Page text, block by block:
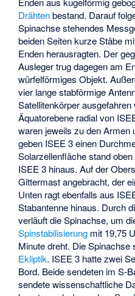
Drähtenbestand. Darauf
Spinachse stehendes
beiden Seiten kurze Stäbe
Enden herausragten. Der
Ausleger trug dagegen am
würfelförmiges Objekt.
vier lange stabförmige
Satellitenkörper
Äquatorebene radial von
waren jeweils zu den Armen
geben ISEE 3 einen
Solarzellenfläche stand
ISEE 3 hinaus. Auf der
Gittermast angebracht, der
Unten ragt ebenfalls aus
Stabantenne hinaus. Durch
verläuft die Spinachse, um
Spinstabilisierung mit 19,75
Minute dreht. Die Spinachse
Ekliptik. ISEE 3 hatte zwei
Bord. Beide sendeten im S-
sendete wissenschaftliche